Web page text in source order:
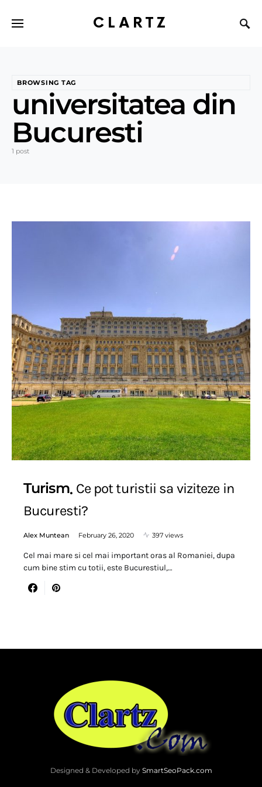
CLARTZ
BROWSING TAG
universitatea din
Bucuresti
1 post
Turism Ce pot turistii sa viziteze in
Bucuresti?
Alex Muntean February 26, 2020 397 views
Cel mai mare si cel mai important oras al Romaniei, dupa
cum bine stim cu totii, este Bucurestiul,…
Designed & Developed by SmartSeoPack.com